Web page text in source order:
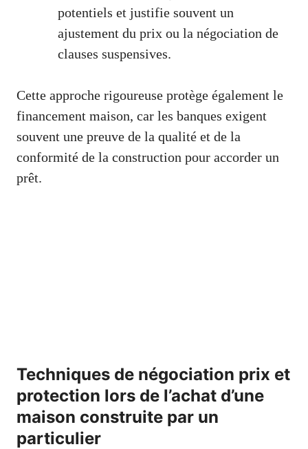
potentiels et justifie souvent un
ajustement du prix ou la négociation de
clauses suspensives.
Cette approche rigoureuse protège également le
financement maison, car les banques exigent
souvent une preuve de la qualité et de la
conformité de la construction pour accorder un
prêt.
Techniques de négociation prix et
protection lors de l’achat d’une
maison construite par un
particulier